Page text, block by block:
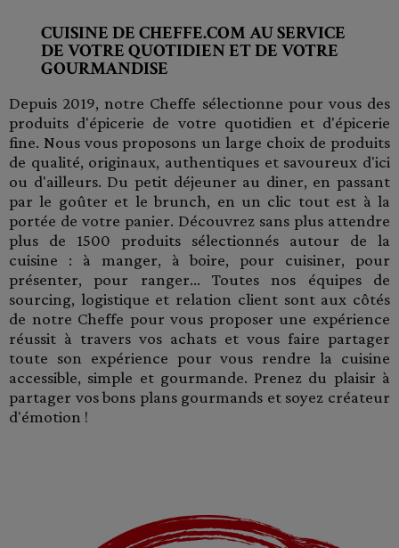
CUISINE DE CHEFFE.COM AU SERVICE
DE VOTRE QUOTIDIEN ET DE VOTRE
GOURMANDISE
Depuis 2019, notre Cheffe sélectionne pour vous des
produits d'épicerie de votre quotidien et d'épicerie
fine. Nous vous proposons un large choix de produits
de qualité, originaux, authentiques et savoureux d'ici
ou d'ailleurs. Du petit déjeuner au diner, en passant
par le goûter et le brunch, en un clic tout est à la
portée de votre panier. Découvrez sans plus attendre
plus de 1500 produits sélectionnés autour de la
cuisine : à manger, à boire, pour cuisiner, pour
présenter, pour ranger... Toutes nos équipes de
sourcing, logistique et relation client sont aux côtés
de notre Cheffe pour vous proposer une expérience
réussit à travers vos achats et vous faire partager
toute son expérience pour vous rendre la cuisine
accessible, simple et gourmande. Prenez du plaisir à
partager vos bons plans gourmands et soyez créateur
d'émotion !